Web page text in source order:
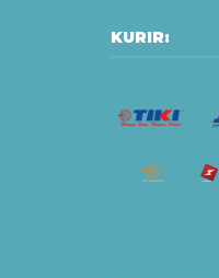
KURIR: